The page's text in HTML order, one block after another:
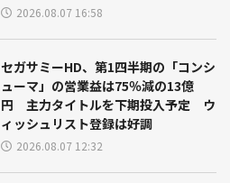
2026.08.07 16:58
セガサミーHD、第1四半期の「コンシ
ューマ」の営業益は75％減の13億
円 主力タイトルを下期投入予定 ウ
ィッシュリスト登録は好調
2026.08.07 12:32